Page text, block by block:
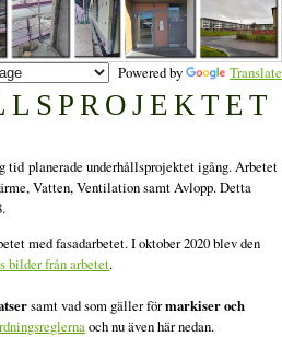
Powered by Translate
tid planerade underhållsprojektet igång. Arbetet
Vatten, Ventilation samt Avlopp. Detta
med fasadarbetet. I oktober 2020 blev den
bilder från arbetet.
samt vad som gäller förmarkiser och
och nu även här nedan.